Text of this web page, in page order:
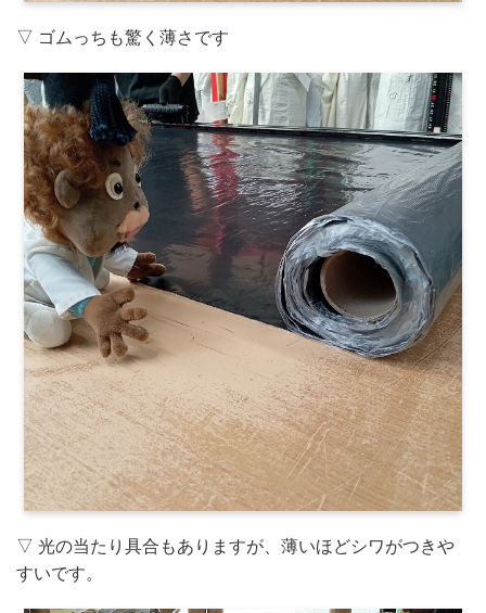
▽ ゴムっちも驚く薄さです
▽ 光の当たり具合もありますが、薄いほどシワがつきや
すいです。